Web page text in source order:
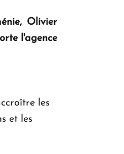
et
Olivier
l'agence
les
et les